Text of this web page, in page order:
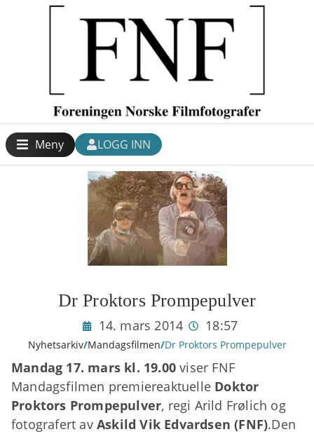
Meny LOGG INN
Dr Proktors Prompepulver
14. mars 2014 18:57
Nyhetsarkiv/Mandagsfilmen/Dr Proktors Prompepulver
Mandag 17. mars kl. 19.00 viser FNF
Mandagsfilmen premiereaktuelle Doktor
Proktors Prompepulver, regi Arild Frølich og
fotografert av Askild Vik Edvardsen (FNF).Den